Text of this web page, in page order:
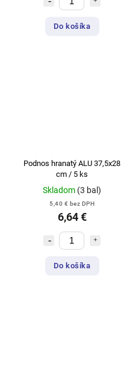
Do košíka
Podnos hranatý ALU 37,5x28
cm / 5 ks
Skladom (3 bal)
5,40 € bez DPH
6,64 €
Do košíka